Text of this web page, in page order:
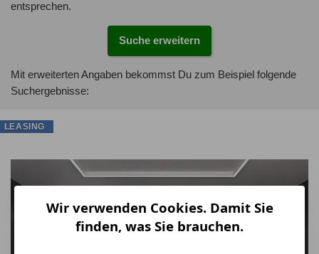
entsprechen.
Suche erweitern
Mit erweiterten Angaben bekommst Du zum Beispiel folgende
Suchergebnisse:
LEASING
Wir verwenden Cookies. Damit Sie
finden, was Sie brauchen.